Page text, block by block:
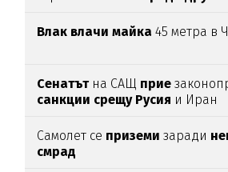
Влак влачи майка 45 метра в
Сенатътна САЩ прие
санкции срещу Русия и Иран
Самолет се приземи заради
смрад